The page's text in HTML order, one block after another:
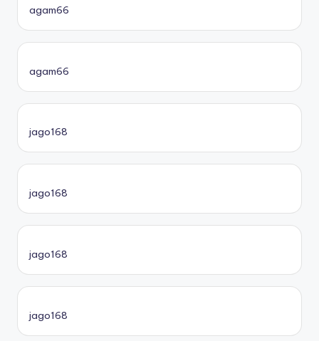
agam66
agam66
jago168
jago168
jago168
jago168